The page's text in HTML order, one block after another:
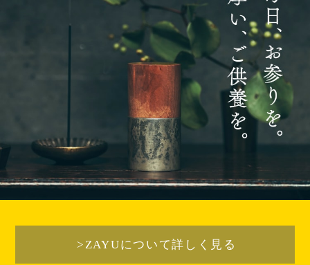
>ZAYUについて詳しく見る